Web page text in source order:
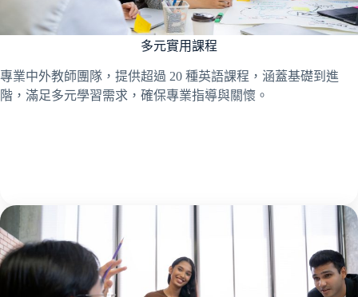
多元實用課程
專業中外教師團隊，提供超過 20 種英語課程，涵蓋基礎到進
階，滿足多元學習需求，確保專業指導與關懷。